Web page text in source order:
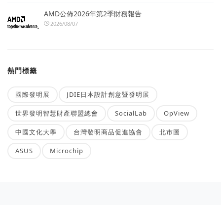
AMD公佈2026年第2季財務報告
2026/08/07
熱門標籤
國際發明展 JDIE日本設計創意暨發明展
世界發明智慧財產聯盟總會 SocialLab OpView
中國文化大學 台灣發明商品促進協會 北市圖
ASUS Microchip